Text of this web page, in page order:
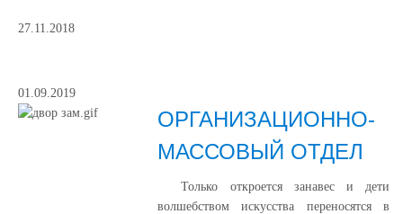
27.11.2018
01.09.2019
ОРГАНИЗАЦИОННО-
МАССОВЫЙ ОТДЕЛ
Только откроется занавес и дети
волшебством искусства переносятся в